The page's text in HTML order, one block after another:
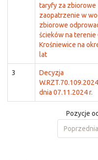
taryfy za zbiorowe
zaopatrzenie w
zbiorowe
ścieków na terenie
Krośniewice na
lat
3
Decyzja
dnia 07.11.2024 r.
Pozycje
Poprzednia